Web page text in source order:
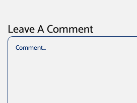
Leave A Comment
Comment